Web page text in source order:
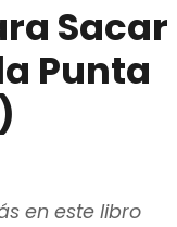
Sacar
Punta
en este libro